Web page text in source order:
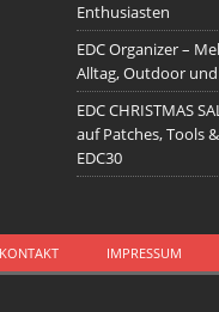
Enthusiasten
EDC Organizer –
Alltag, Outdoor
EDC CHRISTMAS
auf Patches, Tools
EDC30
KONTAKT IMPRESSUM